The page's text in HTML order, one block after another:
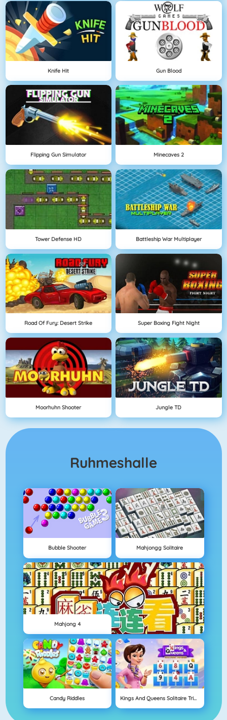
Knife Hit Gun Blood
Flipping Gun Simulator Minecaves 2
Tower Defense HD Battleship War Multiplayer
Road Of Fury: Desert Strike Super Boxing Fight Night
Moorhuhn Shooter Jungle TD
Ruhmeshalle
Bubble Shooter Mahjongg Solitaire
Mahjong 4
Candy Riddles Kings And Queens Solitaire Tripeaks